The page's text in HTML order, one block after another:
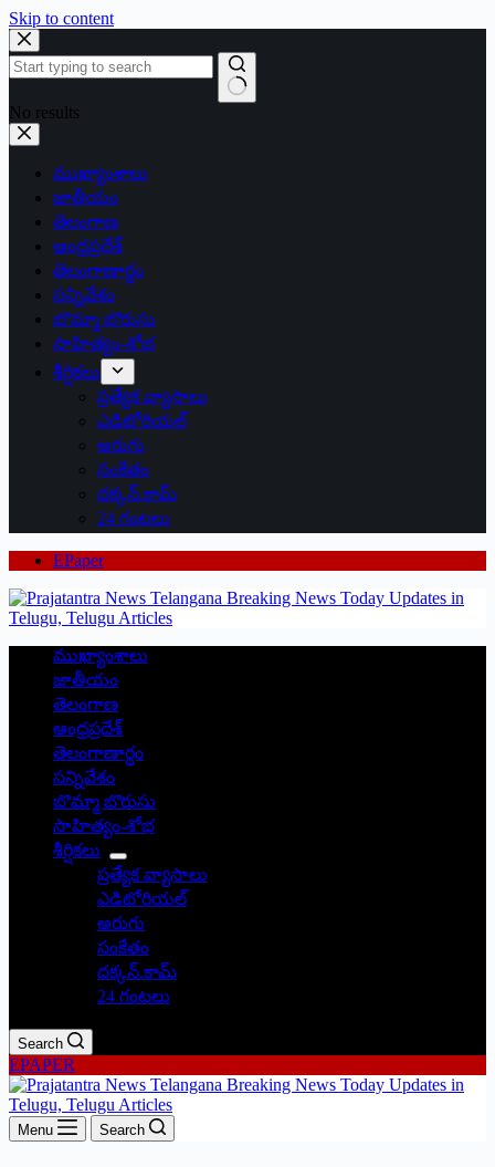
Skip to content
No results
ముఖ్యాంశాలు
జాతీయం
తెలంగాణ
ఆంధ్రప్రదేశ్
తెలంగాణార్థం
సన్నివేశం
బొమ్మా బొరుసు
సాహిత్యం-శోభ
శీర్షికలు
ప్రత్యేక వ్యాసాలు
ఎడిటోరియల్
అరుగు
సంకేతం
దక్కన్.కామ్
24 గంటలు
EPaper
ముఖ్యాంశాలు
జాతీయం
తెలంగాణ
ఆంధ్రప్రదేశ్
తెలంగాణార్థం
సన్నివేశం
బొమ్మా బొరుసు
సాహిత్యం-శోభ
శీర్షికలు
ప్రత్యేక వ్యాసాలు
ఎడిటోరియల్
అరుగు
సంకేతం
దక్కన్.కామ్
24 గంటలు
Search
EPAPER
Menu Search